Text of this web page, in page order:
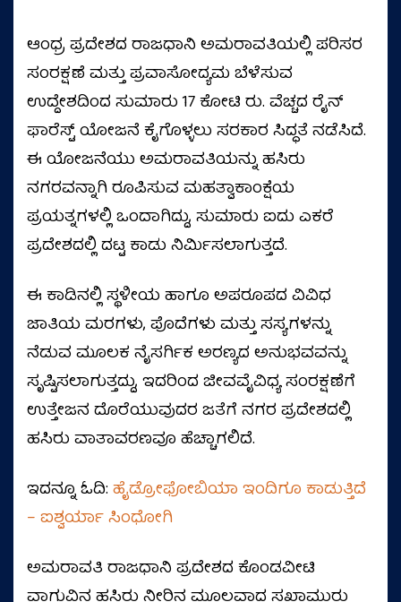
ಆಂಧ್ರ ಪ್ರದೇಶದ ರಾಜಧಾನಿ ಅಮರಾವತಿಯಲ್ಲಿ ಪರಿಸರ
ಸಂರಕ್ಷಣೆ ಮತ್ತು ಪ್ರವಾಸೋದ್ಯಮ ಬೆಳೆಸುವ
ಉದ್ದೇಶದಿಂದ ಸುಮಾರು 17 ಕೋಟಿ ರು. ವೆಚ್ಚದ ರೈನ್‌
ಫಾರೆಸ್ಟ್ ಯೋಜನೆ ಕೈಗೊಳ್ಳಲು ಸರಕಾರ ಸಿದ್ಧತೆ ನಡೆಸಿದೆ.
ಈ ಯೋಜನೆಯು ಅಮರಾವತಿಯನ್ನು ಹಸಿರು
ನಗರವನ್ನಾಗಿ ರೂಪಿಸುವ ಮಹತ್ವಾಕಾಂಕ್ಷೆಯ
ಪ್ರಯತ್ನಗಳಲ್ಲಿ ಒಂದಾಗಿದ್ದು, ಸುಮಾರು ಐದು ಎಕರೆ
ಪ್ರದೇಶದಲ್ಲಿ ದಟ್ಟ ಕಾಡು ನಿರ್ಮಿಸಲಾಗುತ್ತದೆ.
ಈ ಕಾಡಿನಲ್ಲಿ ಸ್ಥಳೀಯ ಹಾಗೂ ಅಪರೂಪದ ವಿವಿಧ
ಜಾತಿಯ ಮರಗಳು, ಪೊದೆಗಳು ಮತ್ತು ಸಸ್ಯಗಳನ್ನು
ನೆಡುವ ಮೂಲಕ ನೈಸರ್ಗಿಕ ಅರಣ್ಯದ ಅನುಭವವನ್ನು
ಸೃಷ್ಟಿಸಲಾಗುತ್ತದ್ದು, ಇದರಿಂದ ಜೀವವೈವಿಧ್ಯ ಸಂರಕ್ಷಣೆಗೆ
ಉತ್ತೇಜನ ದೊರೆಯುವುದರ ಜತೆಗೆ ನಗರ ಪ್ರದೇಶದಲ್ಲಿ
ಹಸಿರು ವಾತಾವರಣವೂ ಹೆಚ್ಚಾಗಲಿದೆ.
ಇದನ್ನೂ ಓದಿ:ಹೈಡ್ರೋಫೋಬಿಯಾ ಇಂದಿಗೂ ಕಾಡುತ್ತಿದೆ
– ಐಶ್ವರ್ಯಾ ಸಿಂಧೋಗಿ
ಅಮರಾವತಿ ರಾಜಧಾನಿ ಪ್ರದೇಶದ ಕೊಂಡವೀಟಿ